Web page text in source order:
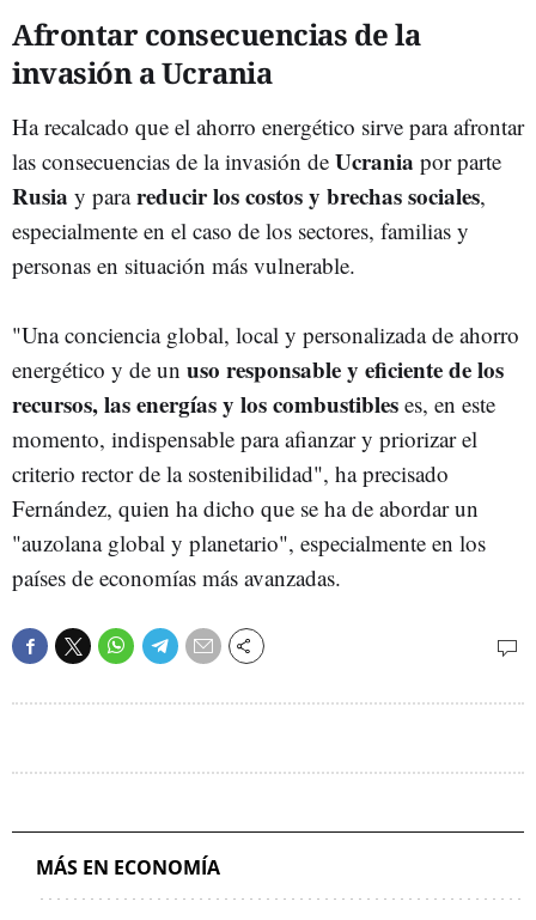
Afrontar consecuencias de la
invasión a Ucrania
Ha recalcado que el ahorro energético sirve para afrontar
las consecuencias de la invasión de Ucrania por parte
Rusia y parareducir los costos y brechas sociales,
especialmente en el caso de los sectores, familias y
personas en situación más vulnerable.
"Una conciencia global, local y personalizada de ahorro
energético y de un uso responsable y eficiente de los
recursos, las energías y los combustibles es, en este
momento, indispensable para afianzar y priorizar el
criterio rector de la sostenibilidad", ha precisado
Fernández, quien ha dicho que se ha de abordar un
"auzolana global y planetario", especialmente en los
países de economías más avanzadas.
MÁS EN ECONOMÍA